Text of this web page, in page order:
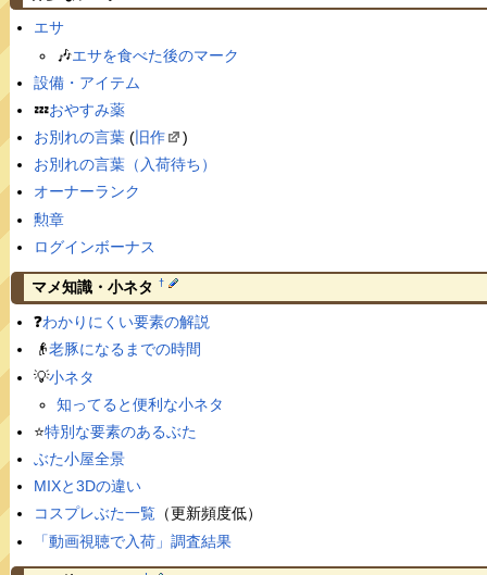
エサ
🎶エサを食べた後のマーク
設備・アイテム
💤おやすみ薬
お別れの言葉(旧作
)
お別れの言葉（入荷待ち）
オーナーランク
勲章
ログインボーナス
マメ知識・小ネタ †
❓わかりにくい要素の解説
👴老豚になるまでの時間
💡小ネタ
知ってると便利な小ネタ
⭐️特別な要素のあるぶた
ぶた小屋全景
MIXと3Dの違い
コスプレぶた一覧（更新頻度低）
「動画視聴で入荷」調査結果